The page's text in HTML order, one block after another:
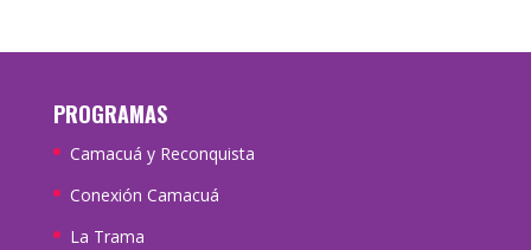
PROGRAMAS
Camacuá y Reconquista
Conexión Camacuá
La Trama